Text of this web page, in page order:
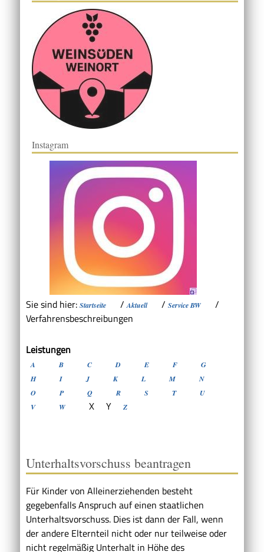
Instagram
Sie sind hier: Startseite /Aktuell / Service BW
/
Verfahrensbeschreibungen
Leistungen
A B C D E F
G
H
I J K L M
N
O
P Q R S T
U
V
W X Y Z
Unterhaltsvorschuss beantragen
Für Kinder von Alleinerziehenden besteht
gegebenfalls Anspruch auf einen staatlichen
Unterhaltsvorschuss. Dies ist dann der Fall, wenn
der andere Elternteil nicht oder nur teilweise oder
nicht regelmäßig Unterhalt in Höhe des